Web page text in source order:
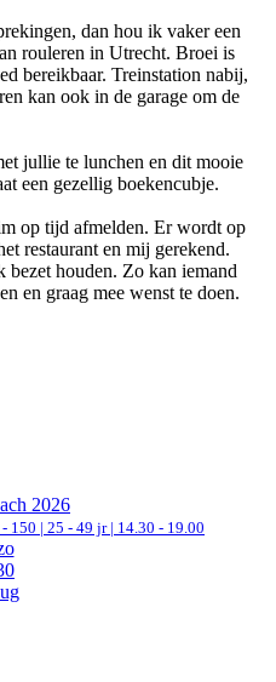
dan hou ik vaker een
rouleren in Utrecht. Broei is
bereikbaar. Treinstation nabij,
kan ook in de garage om de
jullie te lunchen en dit mooie
een gezellig boekencubje.
op tijd afmelden. Er wordt op
restaurant en mij gerekend.
houden. Zo kan iemand
en graag mee wenst te doen.
2026
150 | 25 - 49 jr | 14.30 - 19.00